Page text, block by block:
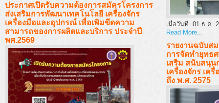
ประกาศเปิดรับความต้องการสมัครโครงการ
ส่งเสริมการพัฒนาเทคโนโลยี เครื่องจักร
เครื่องมือและอุปกรณ์ เพื่อเพิมขีดความ
สามารถของการผลิตและบริการ ประจำปี
พศ.2569
เมื่อวันที่: 01 ธ.ค.
Read More...
รายงานฉบับส
การจัดทํายุทธ
เสริม สนับสนุ
เครื่องจักร เค
ถึง พ.ศ. 2575